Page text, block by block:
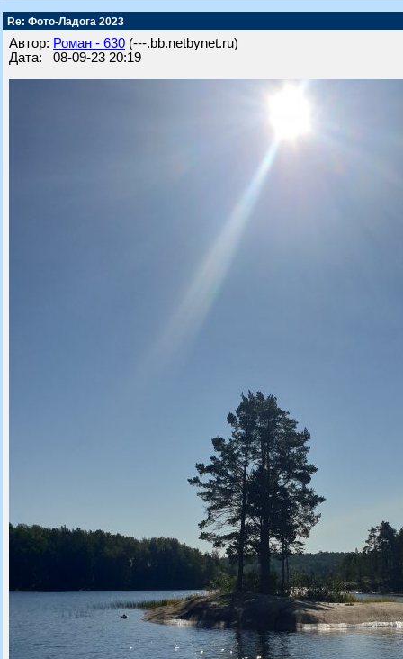
Re: Фото-Ладога 2023
Автор: Роман - 630 (---.bb.netbynet.ru)
Дата: 08-09-23 20:19